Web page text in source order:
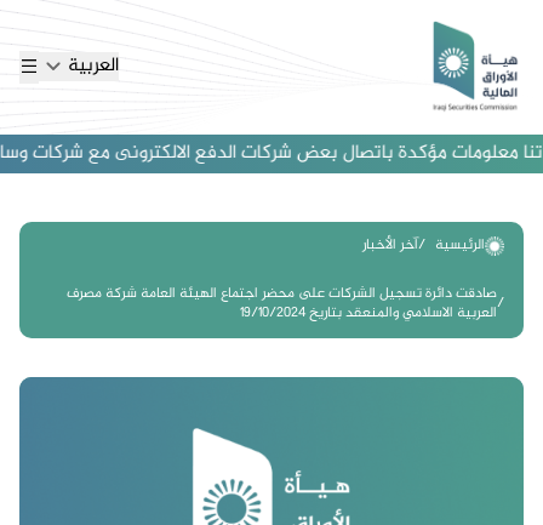
العربية
معلومات مؤكدة باتصال بعض شركات الدفع الالكترونى مع شركات وساطة
الرئيسية
آخر الأخبار
صادقت دائرة تسجيل الشركات على محضر اجتماع الهيئة العامة شركة مصرف
العربية الاسلامي والمنعقد بتاريخ 19/10/2024